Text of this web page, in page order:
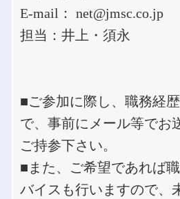
E-mail： net@jmsc.co.jp
担当：井上・須永
■ご参加に際し、職務経
で、事前にメール等でお
ご持参下さい。
■また、ご希望であれば
バイスも行いますので、